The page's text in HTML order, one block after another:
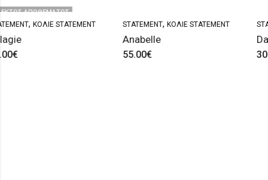
STATEMENT STATEMENT,ΚΟΛΙΈ STATEMENT
Anabelle
STATEMENT,